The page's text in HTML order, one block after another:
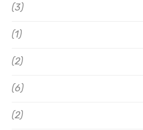
(3)
(1)
(2)
(6)
(2)